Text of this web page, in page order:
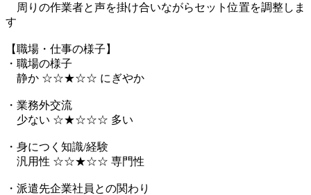
周りの作業者と声を掛け合いながらセット位置を調整しま
す
【職場・仕事の様子】
・職場の様子
静か ☆☆★☆☆ にぎやか
・業務外交流
少ない ☆★☆☆☆ 多い
・身につく知識/経験
汎用性 ☆☆★☆☆ 専門性
・派遣先企業社員との関わり